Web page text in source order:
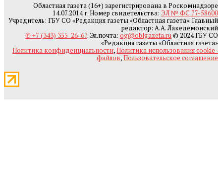
Областная газета (16+) зарегистрирована в Роскомнадзоре
14.07.2014 г. Номер свидетельства: ЭЛ № ФС 77-58600
Учредитель: ГБУ СО «Редакция газеты «Областная газета». Главный
редактор: А.А. Лакедемонский
✆ +7 (343) 355-26-67. Эл.почта: og@oblgazeta.ru© 2024 ГБУ СО
«Редакция газеты «Областная газета»
Политика конфиденциальности,Политика использования cookie-
файлов,Пользовательское соглашение